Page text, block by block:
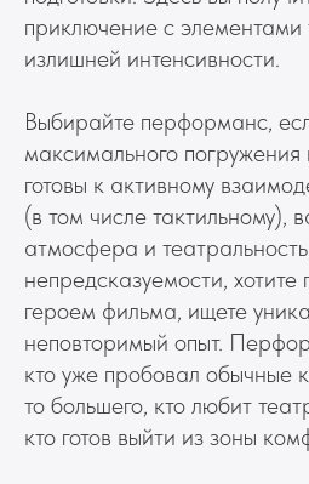
приключение с элементами
излишней интенсивности.
Выбирайте перформанс,
максимального
готовы к активному
(в том числе тактильному),
атмосфера и
непредсказуемости, хотите
героем фильма, ищете
неповторимый опыт.
кто уже пробовал обычные
то большего, кто любит
кто готов выйти из зоны